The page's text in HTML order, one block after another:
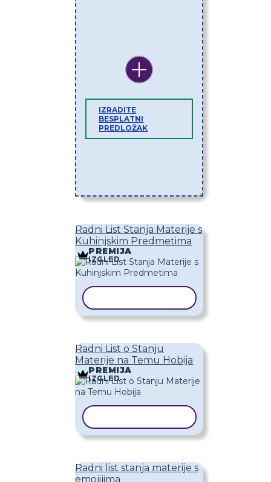
IZRADITE
BESPLATNI
PREDLOŽAK
Radni List Stanja Materije s
Kuhinjskim Predmetima
PREMIJA
IZGLED
Radni List o Stanju
Materije na Temu Hobija
PREMIJA
IZGLED
Radni list stanja materije s
emojijima